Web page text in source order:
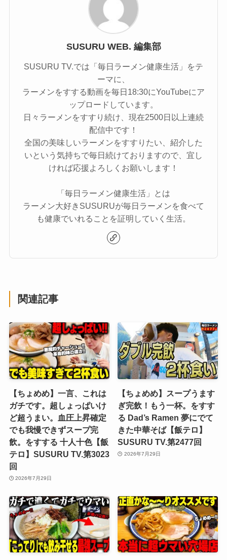
SUSURU WEB. 編集部
SUSURU TV.では「毎日ラーメン健康生活」をテ
ーマに、
ラーメンをすする動画を毎日18:30にYouTubeにア
ップロードしています。
日々ラーメンをすすり続け、現在2500日以上連続
配信中です！
全国の美味しいラーメンをすすりたい、紹介した
いという気持ちで毎日続けておりますので、宜し
ければ応援よろしくお願いします！
「毎日ラーメン健康生活」とは
ラーメン大好きSUSURUが毎日ラーメンを食べて
も健康でいれることを証明していく生活。
関連記事
【ちょめめ】一言、これは
ガチです。超しょっぱいけ
ど超うまい。血圧上昇確定
でも我慢できずスープ完
飲。をすする 十人十色【飯
テロ】SUSURU TV.第3023
回
2026年7月29日
【ちょめめ】スープうます
ぎ完飲！もう一杯。をすす
る Dad’s Ramen 夢にでて
きた中華そば【飯テロ】
SUSURU TV.第2477回
2026年7月29日